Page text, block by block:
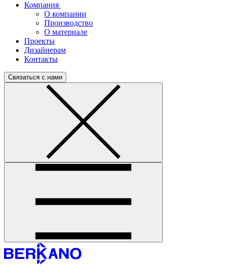
Компания
О компании
Производство
О материале
Проекты
Дизайнерам
Контакты
Связаться с нами